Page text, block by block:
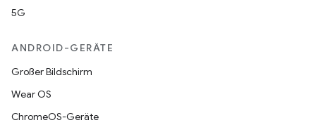
5G
ANDROID-GERÄTE
Großer Bildschirm
Wear OS
ChromeOS-Geräte